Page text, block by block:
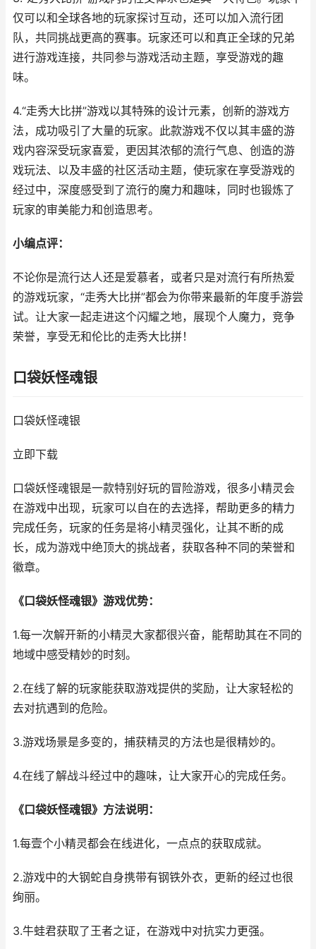
仅可以和全球各地的玩家探讨互动，还可以加入流行团
队，共同挑战更高的赛事。玩家还可以和真正全球的兄弟
进行游戏连接，共同参与游戏活动主题，享受游戏的趣
味。
4.“走秀大比拼”游戏以其特殊的设计元素，创新的游戏方
法，成功吸引了大量的玩家。此款游戏不仅以其丰盛的游
戏内容深受玩家喜爱，更因其浓郁的流行气息、创造的游
戏玩法、以及丰盛的社区活动主题，使玩家在享受游戏的
经过中，深度感受到了流行的魔力和趣味，同时也锻炼了
玩家的审美能力和创造思考。
小编点评：
不论你是流行达人还是爱慕者，或者只是对流行有所热爱
的游戏玩家，“走秀大比拼”都会为你带来最新的年度手游尝
试。让大家一起走进这个闪耀之地，展现个人魔力，竞争
荣誉，享受无和伦比的走秀大比拼！
口袋妖怪魂银
口袋妖怪魂银
立即下载
口袋妖怪魂银是一款特别好玩的冒险游戏，很多小精灵会
在游戏中出现，玩家可以自在的去选择，帮助更多的精力
完成任务，玩家的任务是将小精灵强化，让其不断的成
长，成为游戏中绝顶大的挑战者，获取各种不同的荣誉和
徽章。
《口袋妖怪魂银》游戏优势：
1.每一次解开新的小精灵大家都很兴奋，能帮助其在不同的
地域中感受精妙的时刻。
2.在线了解的玩家能获取游戏提供的奖励，让大家轻松的
去对抗遇到的危险。
3.游戏场景是多变的，捕获精灵的方法也是很精妙的。
4.在线了解战斗经过中的趣味，让大家开心的完成任务。
《口袋妖怪魂银》方法说明：
1.每壹个小精灵都会在线进化，一点点的获取成就。
2.游戏中的大钢蛇自身携带有钢铁外衣，更新的经过也很
绚丽。
3.牛蛙君获取了王者之证，在游戏中对抗实力更强。